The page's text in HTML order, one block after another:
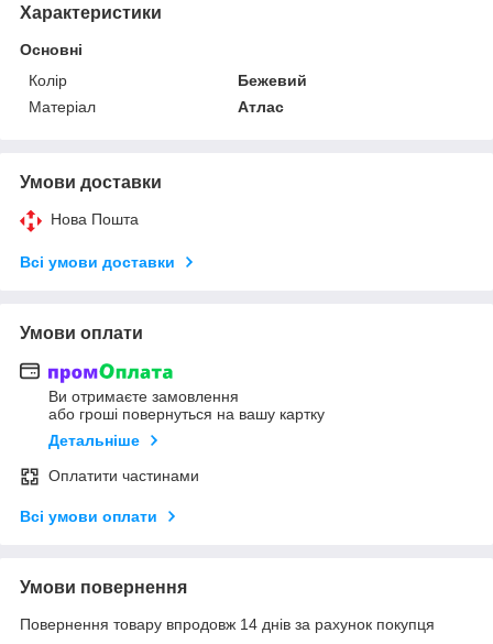
Характеристики
Основні
Колір
Бежевий
Матеріал
Атлас
Умови доставки
Нова Пошта
Всі умови доставки
Умови оплати
Ви отримаєте замовлення
або гроші повернуться на вашу картку
Детальніше
Оплатити частинами
Всі умови оплати
Умови повернення
Повернення товару впродовж 14 днів за рахунок покупця